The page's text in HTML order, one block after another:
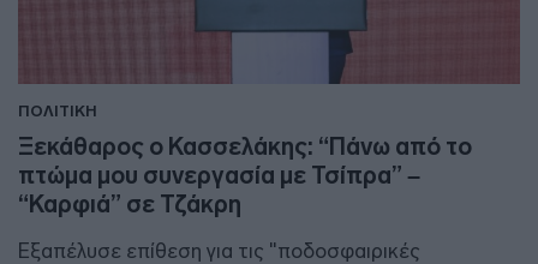
ΠΟΛΙΤΙΚΗ
Ξεκάθαρος ο Κασσελάκης: “Πάνω από το
πτώμα μου συνεργασία με Τσίπρα” –
“Καρφιά” σε Τζάκρη
Εξαπέλυσε επίθεση για τις "ποδοσφαιρικές